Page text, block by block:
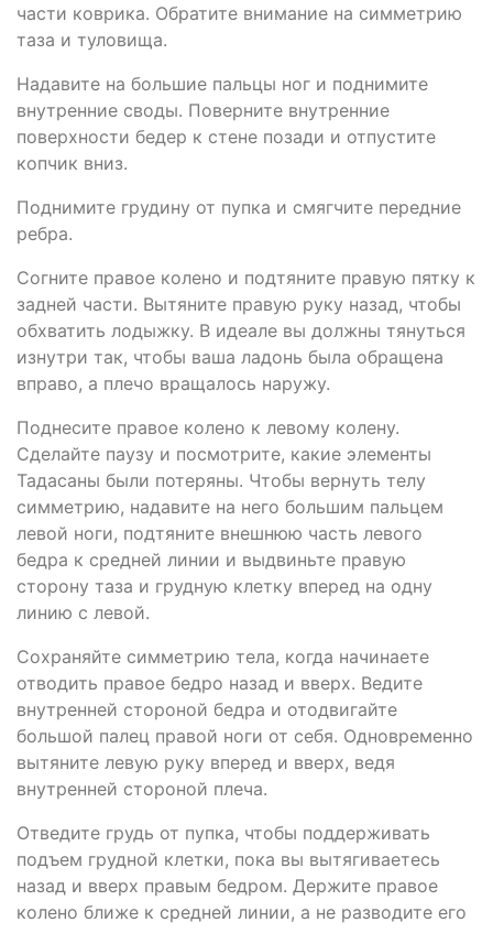
части коврика. Обратите внимание на симметрию
таза и туловища.
Надавите на большие пальцы ног и поднимите
внутренние своды. Поверните внутренние
поверхности бедер к стене позади и отпустите
копчик вниз.
Поднимите грудину от пупка и смягчите передние
ребра.
Согните правое колено и подтяните правую пятку к
задней части. Вытяните правую руку назад, чтобы
обхватить лодыжку. В идеале вы должны тянуться
изнутри так, чтобы ваша ладонь была обращена
вправо, а плечо вращалось наружу.
Поднесите правое колено к левому колену.
Сделайте паузу и посмотрите, какие элементы
Тадасаны были потеряны. Чтобы вернуть телу
симметрию, надавите на него большим пальцем
левой ноги, подтяните внешнюю часть левого
бедра к средней линии и выдвиньте правую
сторону таза и грудную клетку вперед на одну
линию с левой.
Сохраняйте симметрию тела, когда начинаете
отводить правое бедро назад и вверх. Ведите
внутренней стороной бедра и отодвигайте
большой палец правой ноги от себя. Одновременно
вытяните левую руку вперед и вверх, ведя
внутренней стороной плеча.
Отведите грудь от пупка, чтобы поддерживать
подъем грудной клетки, пока вы вытягиваетесь
назад и вверх правым бедром. Держите правое
колено ближе к средней линии, а не разводите его